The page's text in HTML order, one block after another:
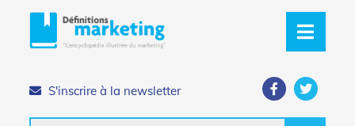
S'inscrire à la newsletter